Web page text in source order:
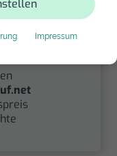
Impressum